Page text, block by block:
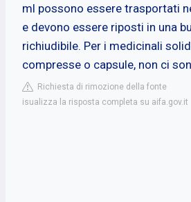
ml possono essere trasportati
e devono essere riposti in una
richiudibile. Per i medicinali
compresse o capsule, non ci
Richiesta di rimozione della fonte
isualizza la risposta completa su aifa.gov.it